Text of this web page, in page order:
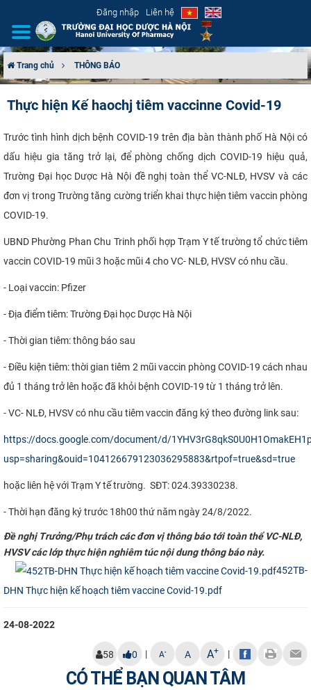
Đăng nhập Liên hệ
TUYỂN SINH
ĐÀO TẠO
KHOA HỌC CÔNG NGHỆ
HTQT
Trang chủ THÔNG BÁO
Thực hiện Kế haochj tiêm vaccinne Covid-19
Trước tình hình dịch bệnh COVID-19 trên địa bàn thành phố Hà Nội có
dấu hiệu gia tăng trở lại, để phòng chống dịch COVID-19 hiệu quả,
Trường Đại học Dược Hà Nội đề nghị toàn thể VC-NLĐ, HVSV và các
đơn vị trong Trường tăng cường triển khai thựchiện tiêm vaccin phòng
COVID-19.
UBND Phường Phan Chu Trinh phối hợp Trạm Y tế trường tổ chức tiêm
vaccin COVID-19 mũi 3 hoặc mũi 4 cho VC- NLĐ, HVSV có nhu cầu.
- Loại vaccin: Pfizer
- Địa điểm tiêm:Trường Đại học Dược Hà Nội
- Thời gian tiêm: thông báo sau
- Điều kiện tiêm: thời gian tiêm 2 mũi vaccin phòng COVID-19 cách nhau
đủ 1 tháng trở lên hoặc đã khỏi bệnh COVID-19 từ 1 tháng trở lên.
-VC- NLĐ, HVSV có nhu cầu tiêm vaccin đăng ký theo đường link sau:
https://docs.google.com/document/d/
usp=sharing&ouid=104126679123036295883&rtpof=true&sd=true
hoặc liên hệ với Trạm Y tế trường. SĐT:024.39330238.
- Thời hạn đăng ký trước 18h00 thứ năm ngày 24/8/2022.
Đề nghị Trưởng/Phụ trách các đơn vị thông báo tới toàn thể VC-NLĐ,
HVSVcác lớpthực hiện nghiêm túc nội dung thông báo này.​
452TB-
DHN Thực hiện kế hoạch tiêm vaccine Covid-19.pdf
24-08-2022
58 0 | A- A A+ |
CÓ THỂ BẠN QUAN TÂM